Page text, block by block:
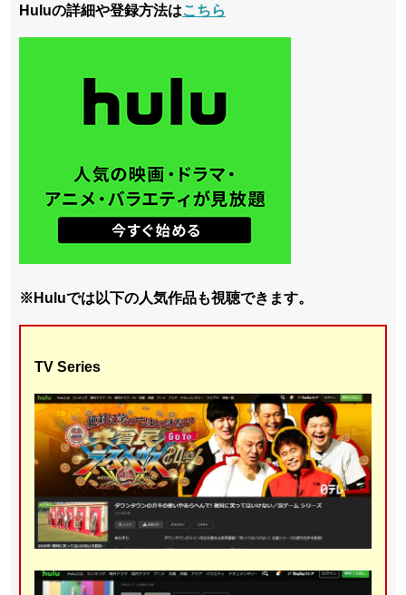
Huluの詳細や登録方法はこちら
※Huluでは以下の人気作品も視聴できます。
TV Series